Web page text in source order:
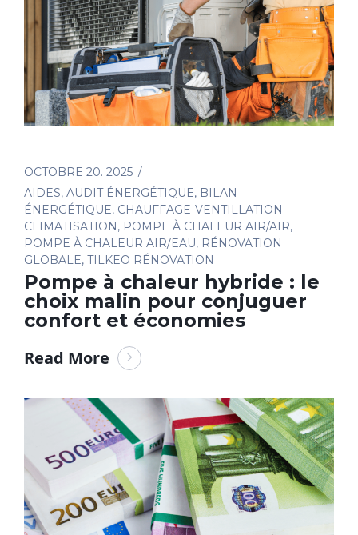
OCTOBRE 20. 2025
AIDES, AUDIT ÉNERGÉTIQUE, BILAN
ÉNERGÉTIQUE, CHAUFFAGE-VENTILLATION-
CLIMATISATION, POMPE À CHALEUR AIR/AIR,
POMPE À CHALEUR AIR/EAU, RÉNOVATION
GLOBALE, TILKEO RÉNOVATION
Pompe à chaleur hybride : le
choix malin pour conjuguer
confort et économies
Read More